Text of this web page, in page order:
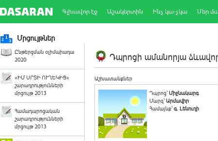
Գլխավոր էջ Աշակերտին Ինչ կա-չկա Մեր
Մրցույթներ
Ընթերցման օլիմպիադա
2020
«ԻՄ ՍՐՏԻ ՈՒՂԵԿԻՑ»
շարադրությունների
մրցույթ 2013
Համադպրոցական
շարադրությունների
մրցույթ 2013
Դպրոցի ամանորյա
Աշխատանքներ
Դպրոց`Միջնակարգ
Մարզ`Արմավիր
Համայնք`գ. Լենուղի